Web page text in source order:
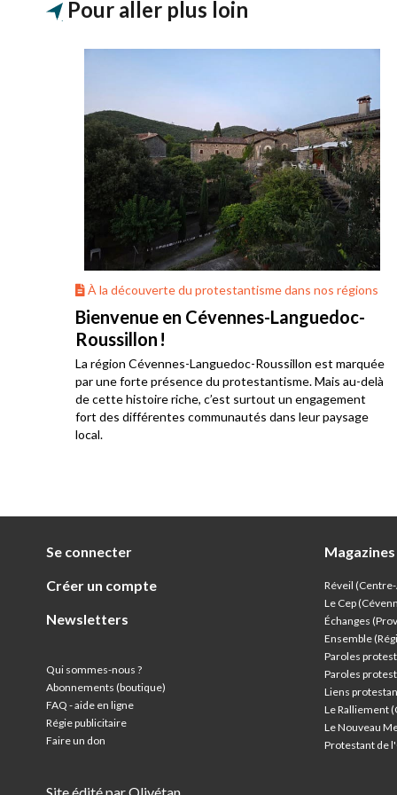
Pour aller plus loin
À la découverte du protestantisme dans nos régions
Bienvenue en Cévennes-Languedoc-
Roussillon !
La région Cévennes-Languedoc-Roussillon est marquée
par une forte présence du protestantisme. Mais au-delà
de cette histoire riche, c’est surtout un engagement
fort des différentes communautés dans leur paysage
local.
Se connecter
Créer un compte
Newsletters
Qui sommes-nous ?
Abonnements (boutique)
FAQ - aide en ligne
Régie publicitaire
Faire un don
Magazines
Réveil
Le Cep
Échanges
Ensemble
Paroles
Paroles
Liens
Le Ralliement
Le Nouveau
Protestant de